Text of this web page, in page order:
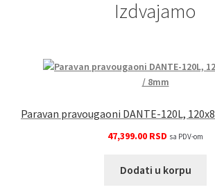
Izdvajamo
Paravan pravougaoni DANTE-120L,
47,399.00 RSD sa PDV-om
Dodati u korpu